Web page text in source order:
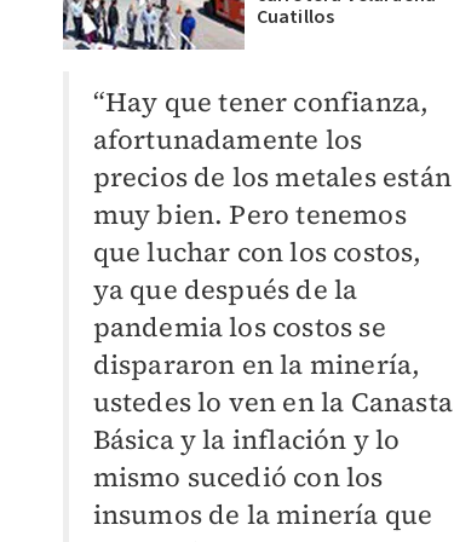
Cuatillos
“Hay que tener confianza,
afortunadamente los
precios de los metales están
muy bien. Pero tenemos
que luchar con los costos,
ya que después de la
pandemia los costos se
dispararon en la minería,
ustedes lo ven en la Canasta
Básica y la inflación y lo
mismo sucedió con los
insumos de la minería que